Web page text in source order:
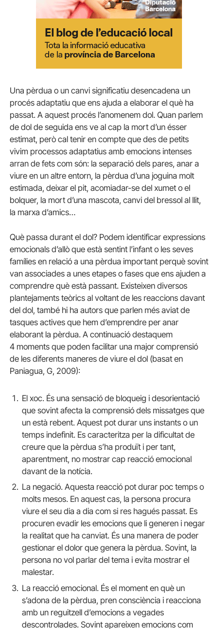
Una pèrdua o un canvi significatiu desencadena un
procés adaptatiu que ens ajuda a elaborar el què ha
passat. A aquest procés l’anomenem dol. Quan parlem
de dol de seguida ens ve al cap la mort d’un ésser
estimat, però cal tenir en compte que des de petits
vivim processos adaptatius amb emocions intenses
arran de fets com són: la separació dels pares, anar a
viure en un altre entorn, la pèrdua d’una joguina molt
estimada, deixar el pit, acomiadar-se del xumet o el
bolquer, la mort d’una mascota, canvi del bressol al llit,
la marxa d’amics…
Què passa durant el dol? Podem identificar expressions
emocionals d’allò que està sentint l’infant o les seves
famílies en relació a una pèrdua important perquè sovint
van associades a unes etapes o fases que ens ajuden a
comprendre què està passant. Existeixen diversos
plantejaments teòrics al voltant de les reaccions davant
del dol, també hi ha autors que parlen més aviat de
tasques actives que hem d’emprendre per anar
elaborant la pèrdua. A continuació destaquem
4 moments que poden facilitar una major comprensió
de les diferents maneres de viure el dol (basat en
Paniagua, G, 2009):
El xoc. És una sensació de bloqueig i desorientació
que sovint afecta la comprensió dels missatges que
un està rebent. Aquest pot durar uns instants o un
temps indefinit. Es caracteritza per la dificultat de
creure que la pèrdua s’ha produït i per tant,
aparentment, no mostrar cap reacció emocional
davant de la notícia.
La negació. Aquesta reacció pot durar poc temps o
molts mesos. En aquest cas, la persona procura
viure el seu dia a dia com si res hagués passat. Es
procuren evadir les emocions que li generen i negar
la realitat que ha canviat. És una manera de poder
gestionar el dolor que genera la pèrdua. Sovint, la
persona no vol parlar del tema i evita mostrar el
malestar.
La reacció emocional. És el moment en què un
s’adona de la pèrdua, pren consciència i reacciona
amb un reguitzell d’emocions a vegades
descontrolades. Sovint apareixen emocions com